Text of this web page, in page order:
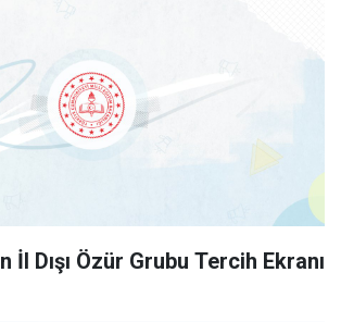
İl Dışı Özür Grubu Tercih Ekranı